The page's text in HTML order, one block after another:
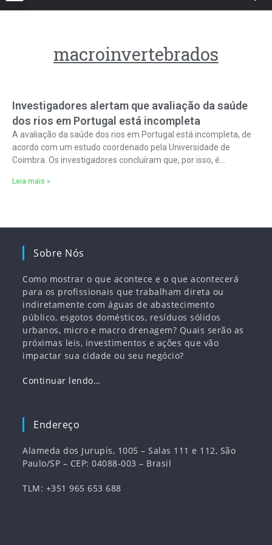
macroinvertebrados
Investigadores alertam que avaliação da saúde
dos rios em Portugal está incompleta
A avaliação da saúde dos rios em Portugal está incompleta, de
acordo com um estudo coordenado pela Universidade de
Coimbra. Os investigadores concluíram que, por isso, é
Leia mais »
Sobre Nós
Como mostrar o que acontece e o que acontecerá
para os profissionais que trabalham direta ou
indiretamente com águas de abastecimento
público, esgotos domésticos, resíduos sólidos
urbanos, micro e macro drenagem? Quais serão as
próximas leis, investimentos e ações que vão
impactar sua cidade ou seu negócio?
Continuar lendo…
Endereço
Alameda dos Jurupis, 1005 – Salas 111 e 112, São
Paulo/SP – CEP: 04088-003 – Brasil
TLM: +351 965 653 688